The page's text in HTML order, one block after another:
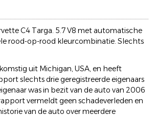
C4 Targa. 5.7 V8 met automatische
rood-op-rood kleurcombinatie. Slechts
uit Michigan, USA, en heeft
slechts drie geregistreerde eigenaars
was in bezit van de auto van 2006
vermeldt geen schadeverleden en
van de auto over meerdere